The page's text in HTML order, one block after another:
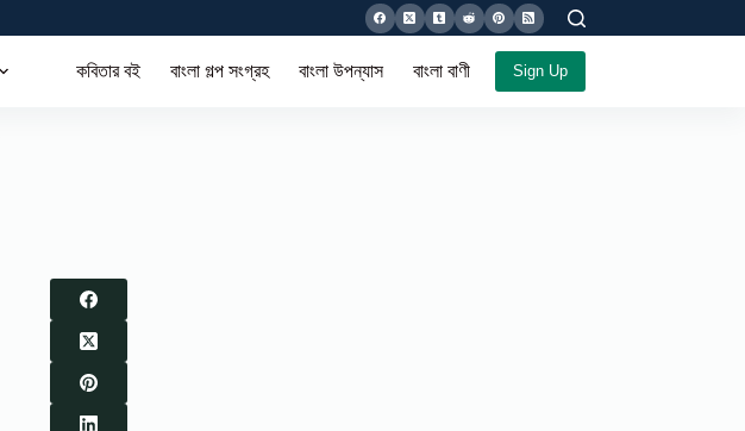
কবিতার বই বাংলা গল্প সংগ্রহ বাংলা উপন্যাস বাংলা বাণী সমগ্র Sign Up